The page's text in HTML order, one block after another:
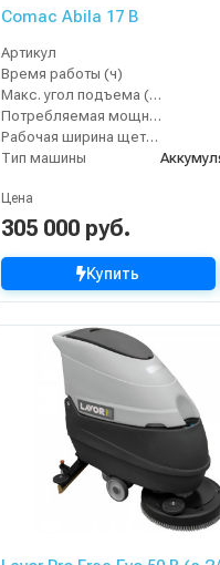
Comac Abila 17 B
Артикул
Время работы (ч)
Макс. угол подъема (%)
Потребляемая мощность (кВт)
Рабочая ширина щеток (мм)
Тип машины
Цена
305 000 руб.
Купить